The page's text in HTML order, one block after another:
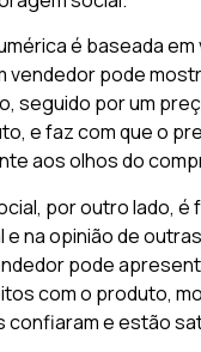
é baseada em
vendedor pode
seguido por um
e faz com que o
aos olhos do
por outro lado, é
e na opinião de
pode
com o produto,
e estão